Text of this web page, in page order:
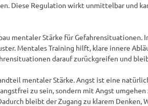
Diese Regulation wirkt unmittelbar und
mentaler Stärke für
Mentales Training hilft, klare innere
darauf zurückgreifen und
mentaler Stärke. Angst ist eine
zu sein, sondern mit Angst
bleibt der Zugang zu klarem Denken,